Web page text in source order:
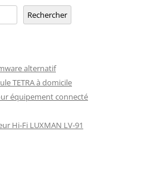
Rechercher
alternatif
TETRA à domicile
équipement connecté
Hi-Fi LUXMAN LV-91